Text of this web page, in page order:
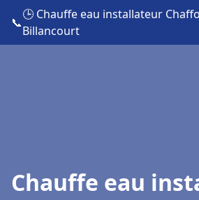
📞
🕒 Chauffe eau installateur
Billancourt
Chauffe eau